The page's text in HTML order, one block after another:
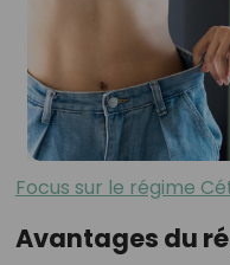
Focus sur le régime
Avantages du